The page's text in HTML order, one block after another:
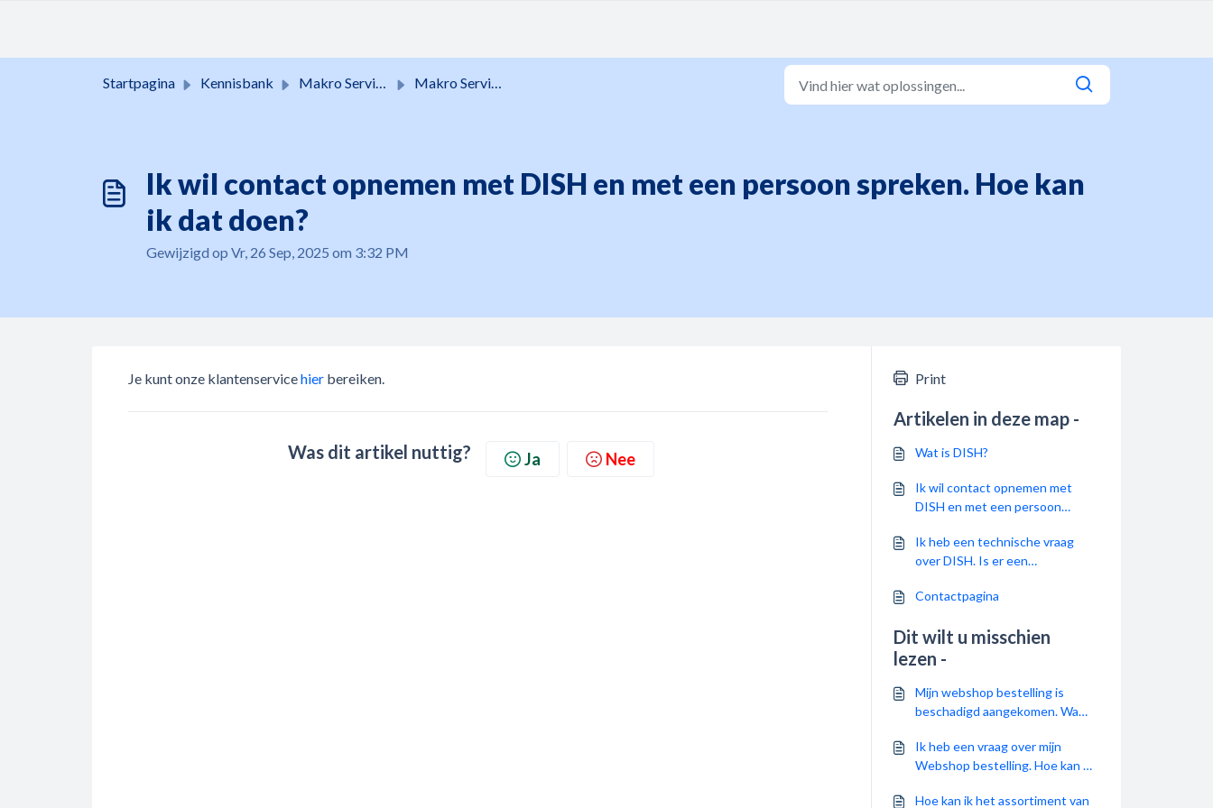
Startpagina Kennisbank Makro Services Makro Services
Ik wil contact opnemen met DISH en met een persoon spreken. Hoe kan
ik dat doen?
Gewijzigd op Vr, 26 Sep, 2025 om 3:32 PM
Je kunt onze klantenservicehier bereiken.
Was dit artikel nuttig? Ja Nee
Print
Artikelen in deze map -
Wat is DISH?
Ik wil contact opnemen met
DISH en met een persoon
Ik heb een technische vraag
over DISH. Is er een
Contactpagina
Dit wilt u misschien
lezen -
Mijn webshop bestelling is
beschadigd aangekomen. Wat
Ik heb een vraag over mijn
Webshop bestelling. Hoe kan ik
Hoe kan ik het assortiment van